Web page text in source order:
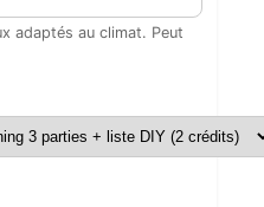
adaptés au climat. Peut